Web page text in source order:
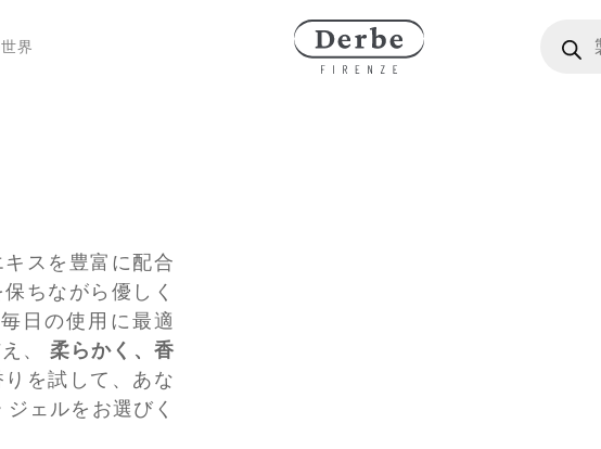
界
スを豊富に配合
ちながら優しく
毎日の使用に最適
、 柔らかく、香
を試して、あな
ェルをお選びく